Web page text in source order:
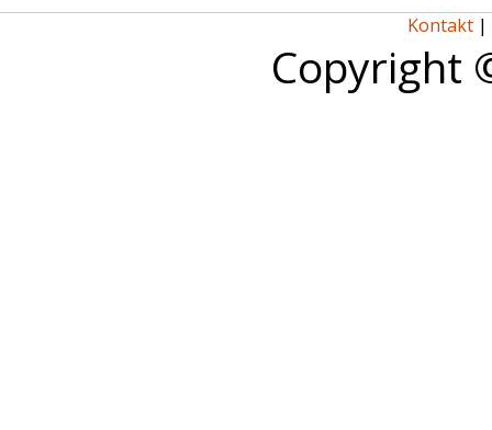
Kontakt |
Copyright